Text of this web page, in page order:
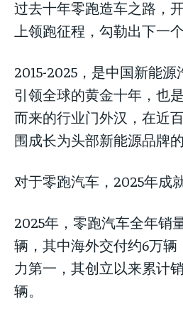
过去十年零跑造车之路，
上领跑征程，勾勒出下一
2015-2025，是中国新能
引领全球的黄金十年，也
而来的行业门外汉，在近
围成长为头部新能源品牌的
对于零跑汽车，2025年成
2025年，零跑汽车全年销
辆，其中海外交付约6万辆
力第一，其创立以来累计
辆。